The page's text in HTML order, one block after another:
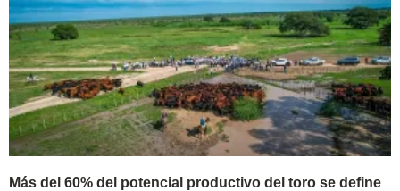
Más del 60% del potencial productivo del toro se define